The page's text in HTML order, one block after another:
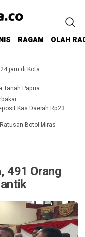
RAGAM OLAH
jam di Kota
Tanah Papua
Kas Daerah Rp23
Botol Miras
491 Orang